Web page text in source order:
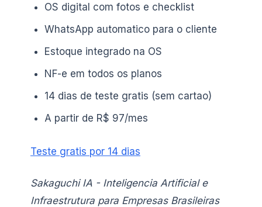
OS digital com fotos e checklist
WhatsApp automatico para o cliente
Estoque integrado na OS
NF-e em todos os planos
14 dias de teste gratis (sem cartao)
A partir de R$ 97/mes
Teste gratis por 14 dias
Sakaguchi IA - Inteligencia Artificial e
Infraestrutura para Empresas Brasileiras